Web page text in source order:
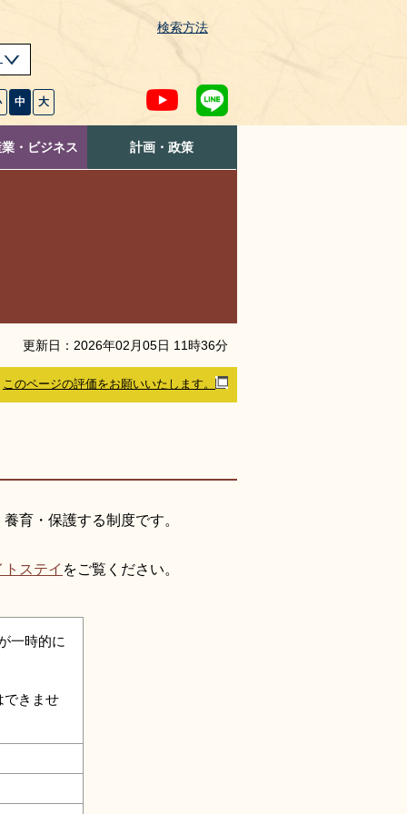
検索方法
中 大
・ビジネス 計画・政策
更新日： 2026年02 月05日 11時36分
このページの評価をお願いいたします。
育・保護する制度です。
ステイ をご覧ください。
一時的に
できませ